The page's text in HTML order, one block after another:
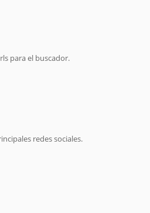
para el buscador.
redes sociales.